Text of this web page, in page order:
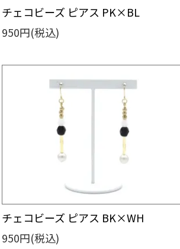
チェコビーズ ピアス PK×BL
950円(税込)
チェコビーズ ピアス BK×WH
950円(税込)